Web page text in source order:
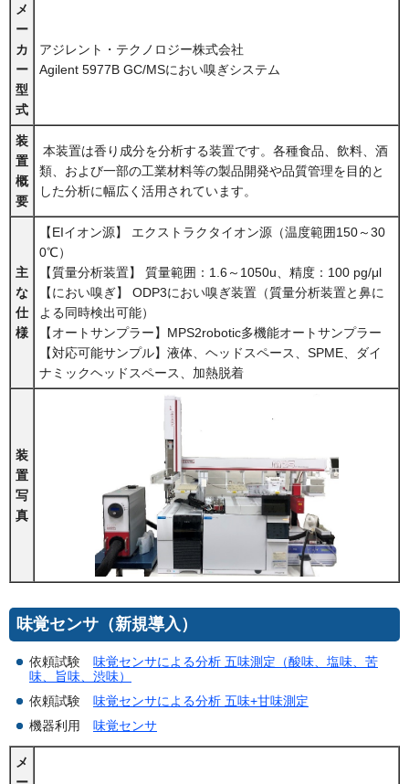
メ
ー
カ
ー
型
式
アジレント・テクノロジー株式会社
Agilent 5977B GC/MSにおい嗅ぎシステム
装
置
概
要
本装置は香り成分を分析する装置です。各種食品、飲料、酒
類、および一部の工業材料等の製品開発や品質管理を目的と
した分析に幅広く活用されています。
主
な
仕
様
【EIイオン源】 エクストラクタイオン源（温度範囲150～30
0℃）
【質量分析装置】 質量範囲：1.6～1050u、精度：100 pg/μl
【におい嗅ぎ】 ODP3におい嗅ぎ装置（質量分析装置と鼻に
よる同時検出可能）
【オートサンプラー】MPS2robotic多機能オートサンプラー
【対応可能サンプル】液体、ヘッドスペース、SPME、ダイ
ナミックヘッドスペース、加熱脱着
装
置
写
真
味覚センサ（新規導入）
依頼試験 味覚センサによる分析 五味測定（酸味、塩味、苦
味、旨味、渋味）
依頼試験 味覚センサによる分析 五味+甘味測定
機器利用 味覚センサ
メ